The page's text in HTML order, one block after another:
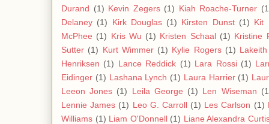
Durand (1) Kevin Zegers (1) Kiah Roache-Turner
Delaney (1) Kirk Douglas (1) Kirsten Dunst (1) Kit
McPhee (1) Kris Wu (1) Kristen Schaal (1) Kristine
Sutter (1) Kurt Wimmer (1) Kylie Rogers (1)
Henriksen (1) Lance Reddick (1) Lara Rossi (1)
Eidinger (1) Lashana Lynch (1) Laura Harrier (1)
Leeon Jones (1) Leila George (1) Len Wiseman
Lennie James (1) Leo G. Carroll (1) Les Carlson (1)
Williams (1) Liam O'Donnell (1) Liane Alexandra